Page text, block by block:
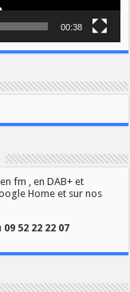
00:38
fm , en DAB+ et
Home et sur nos
09 52 22 22 07